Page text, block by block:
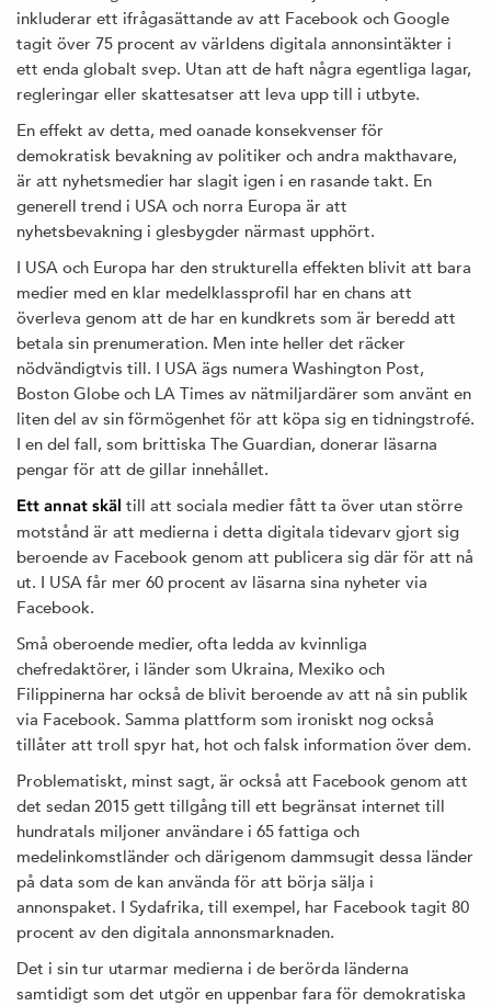
inkluderar ett ifrågasättande av att Facebook och Google
tagit över 75 procent av världens digitala annonsintäkter i
ett enda globalt svep. Utan att de haft några egentliga lagar,
regleringar eller skattesatser att leva upp till i utbyte.
En effekt av detta, med oanade konsekvenser för
demokratisk bevakning av politiker och andra makthavare,
är att nyhetsmedier har slagit igen i en rasande takt. En
generell trend i USA och norra Europa är att
nyhetsbevakning i glesbygder närmast upphört.
I USA och Europa har den strukturella effekten blivit att bara
medier med en klar medelklassprofil har en chans att
överleva genom att de har en kundkrets som är beredd att
betala sin prenumeration. Men inte heller det räcker
nödvändigtvis till. I USA ägs numera Washington Post,
Boston Globe och LA Times av nätmiljardärer som använt en
liten del av sin förmögenhet för att köpa sig en tidningstrofé.
I en del fall, som brittiska The Guardian, donerar läsarna
pengar för att de gillar innehållet.
Ett annat skäl till att sociala medier fått ta över utan större
motstånd är att medierna i detta digitala tidevarv gjort sig
beroende av Facebook genom att publicera sig där för att nå
ut. I USA får mer 60 procent av läsarna sina nyheter via
Facebook.
Små oberoende medier, ofta ledda av kvinnliga
chefredaktörer, i länder som Ukraina, Mexiko och
Filippinerna har också de blivit beroende av att nå sin publik
via Facebook. Samma plattform som ironiskt nog också
tillåter att troll spyr hat, hot och falsk information över dem.
Problematiskt, minst sagt, är också att Facebook genom att
det sedan 2015 gett tillgång till ett begränsat internet till
hundratals miljoner användare i 65 fattiga och
medelinkomstländer och därigenom dammsugit dessa länder
på data som de kan använda för att börja sälja i
annonspaket. I Sydafrika, till exempel, har Facebook tagit 80
procent av den digitala annonsmarknaden.
Det i sin tur utarmar medierna i de berörda länderna
samtidigt som det utgör en uppenbar fara för demokratiska